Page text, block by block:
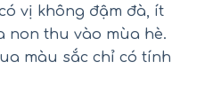
vị không đậm đà, ít
non thu vào mùa hè.
màu sắc chỉ có tính